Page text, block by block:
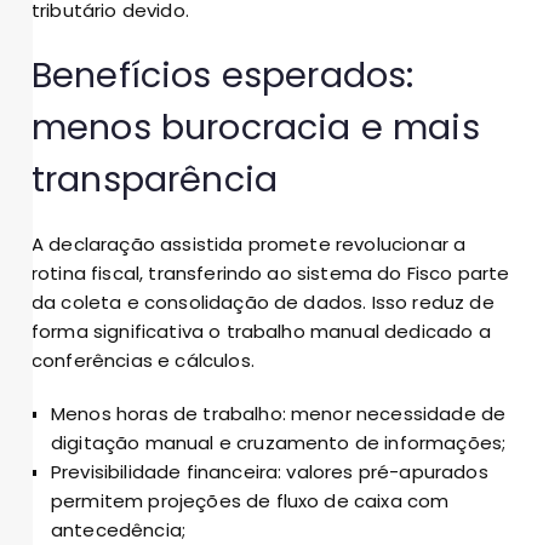
tributário devido.
Benefícios esperados:
menos burocracia e mais
transparência
A declaração assistida promete revolucionar a
rotina fiscal, transferindo ao sistema do Fisco parte
da coleta e consolidação de dados. Isso reduz de
forma significativa o trabalho manual dedicado a
conferências e cálculos.
Menos horas de trabalho: menor necessidade de
digitação manual e cruzamento de informações;
Previsibilidade financeira: valores pré-apurados
permitem projeções de fluxo de caixa com
antecedência;